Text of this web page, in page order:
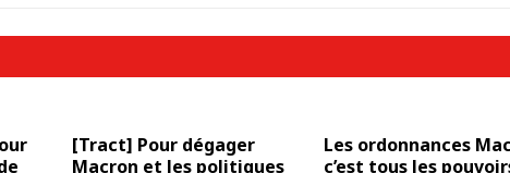
[Tract] Pour dégager
Macron et les politiques
Les ordonnances
c’est tous les